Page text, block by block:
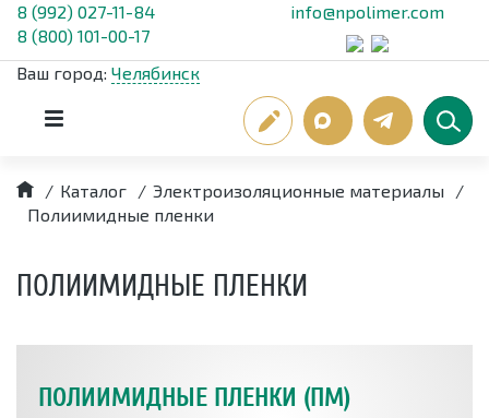
8 (992) 027-11-84
8 (800) 101-00-17
info@npolimer.com
Ваш город: Челябинск
/ Каталог / Электроизоляционные материалы
/
Полиимидные пленки
ПОЛИИМИДНЫЕ ПЛЕНКИ
ПОЛИИМИДНЫЕ ПЛЕНКИ (ПМ)